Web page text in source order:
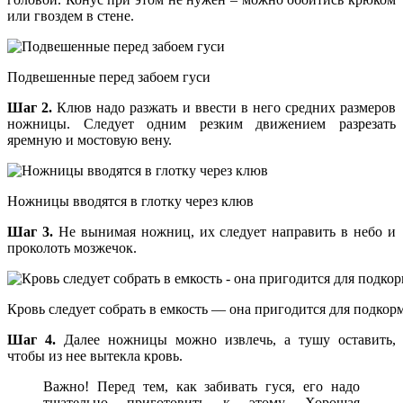
или гвоздем в стене.
Подвешенные перед забоем гуси
Шаг 2. Клюв надо разжать и ввести в него средних размеров
ножницы. Следует одним резким движением разрезать
яремную и мостовую вену.
Ножницы вводятся в глотку через клюв
Шаг 3.Не вынимая ножниц, их следует направить в небо и
проколоть мозжечок.
Кровь следует собрать в емкость — она пригодится для
Шаг 4. Далее ножницы можно извлечь, а тушу оставить,
чтобы из нее вытекла кровь.
Важно! Перед тем, как забивать гуся, его надо